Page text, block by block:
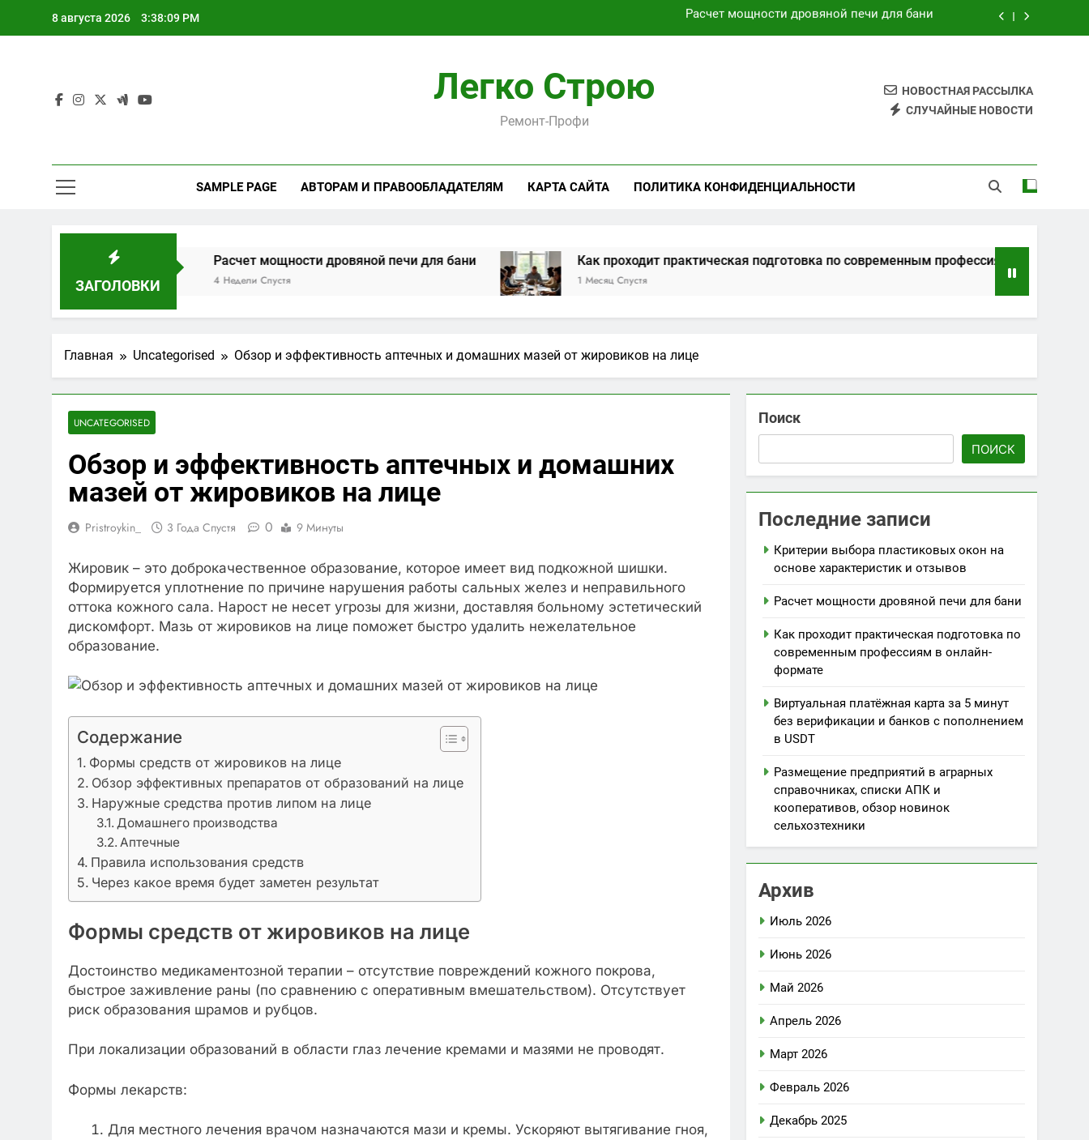
8 августа 2026 3:38:10 PM Как проходит практическая подготовка по современным профессиям в онлайн-формате
Критерии выбора пластиковых окон на основе характеристик и отзывов
Виртуальная платёжная карта за 5 минут без верификации и банков с пополнением в USDT
Легко Строю
Ремонт-Профи
НОВОСТНАЯ РАССЫЛКА
СЛУЧАЙНЫЕ НОВОСТИ
SAMPLE PAGE АВТОРАМ И ПРАВООБЛАДАТЕЛЯМ КАРТА САЙТА ПОЛИТИКА КОНФИДЕНЦИАЛЬНОСТИ
ЗАГОЛОВКИ
Расчет мощности дровяной печи для бани
4 Недели Спустя
Как проходит практическая подготовка по современным профессиям в онлайн-формате
1 Месяц Спустя
Главная Uncategorised Обзор и эффективность аптечных и домашних мазей от жировиков на лице
UNCATEGORISED
Обзор и эффективность аптечных и домашних
мазей от жировиков на лице
Pristroykin_ 3 Года Спустя 0 9 Минуты
Жировик – это доброкачественное образование, которое имеет вид подкожной шишки.
Формируется уплотнение по причине нарушения работы сальных желез и неправильного
оттока кожного сала. Нарост не несет угрозы для жизни, доставляя больному эстетический
дискомфорт. Мазь от жировиков на лице поможет быстро удалить нежелательное
образование.
Содержание
Формы средств от жировиков на лице
Обзор эффективных препаратов от образований на лице
Наружные средства против липом на лице
Домашнего производства
Аптечные
Правила использования средств
Через какое время будет заметен результат
Формы средств от жировиков на лице
Достоинство медикаментозной терапии – отсутствие повреждений кожного покрова,
быстрое заживление раны (по сравнению с оперативным вмешательством). Отсутствует
риск образования шрамов и рубцов.
При локализации образований в области глаз лечение кремами и мазями не проводят.
Формы лекарств:
Для местного лечения врачом назначаются мази и кремы. Ускоряют вытягивание гноя,
Поиск
ПОИСК
Последние записи
Критерии выбора пластиковых окон на
основе характеристик и отзывов
Расчет мощности дровяной печи для бани
Как проходит практическая подготовка по
современным профессиям в онлайн-
формате
Виртуальная платёжная карта за 5 минут
без верификации и банков с пополнением
в USDT
Размещение предприятий в аграрных
справочниках, списки АПК и
кооперативов, обзор новинок
сельхозтехники
Архив
Июль 2026
Июнь 2026
Май 2026
Апрель 2026
Март 2026
Февраль 2026
Декабрь 2025